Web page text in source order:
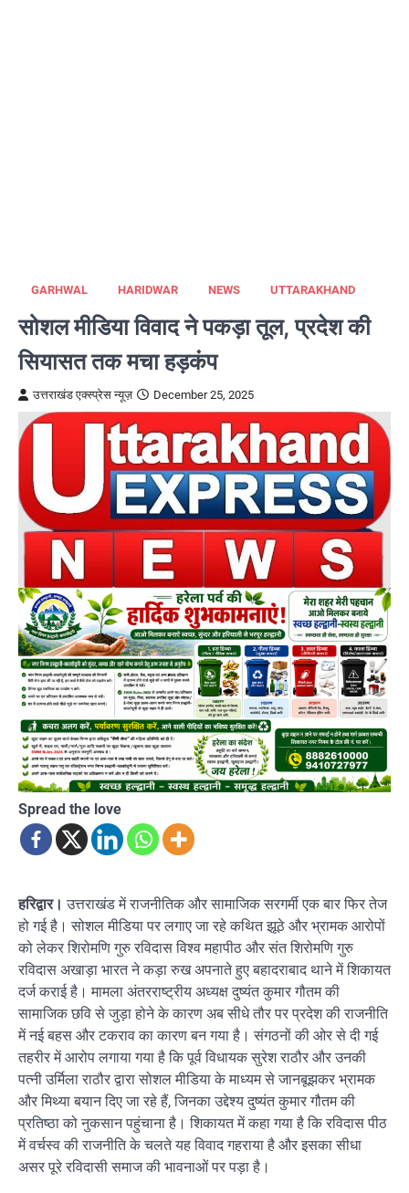
GARHWAL HARIDWAR NEWS UTTARAKHAND
सोशल मीडिया विवाद ने पकड़ा तूल, प्रदेश की
सियासत तक मचा हड़कंप
उत्तराखंड एक्स्प्रेस न्यूज़ December 25, 2025
Spread the love
हरिद्वार।उत्तराखंड में राजनीतिक और सामाजिक सरगर्मी एक बार फिर तेज
हो गई है। सोशल मीडिया पर लगाए जा रहे कथित झूठे और भ्रामक आरोपों
को लेकर शिरोमणि गुरु रविदास विश्व महापीठ और संत शिरोमणि गुरु
रविदास अखाड़ा भारत ने कड़ा रुख अपनाते हुए बहादराबाद थाने में शिकायत
दर्ज कराई है। मामला अंतरराष्ट्रीय अध्यक्ष दुष्यंत कुमार गौतम की
सामाजिक छवि से जुड़ा होने के कारण अब सीधे तौर पर प्रदेश की राजनीति
में नई बहस और टकराव का कारण बन गया है। संगठनों की ओर से दी गई
तहरीर में आरोप लगाया गया है कि पूर्व विधायक सुरेश राठौर और उनकी
पत्नी उर्मिला राठौर द्वारा सोशल मीडिया के माध्यम से जानबूझकर भ्रामक
और मिथ्या बयान दिए जा रहे हैं, जिनका उद्देश्य दुष्यंत कुमार गौतम की
प्रतिष्ठा को नुकसान पहुंचाना है। शिकायत में कहा गया है कि रविदास पीठ
में वर्चस्व की राजनीति के चलते यह विवाद गहराया है और इसका सीधा
असर पूरे रविदासी समाज की भावनाओं पर पड़ा है।